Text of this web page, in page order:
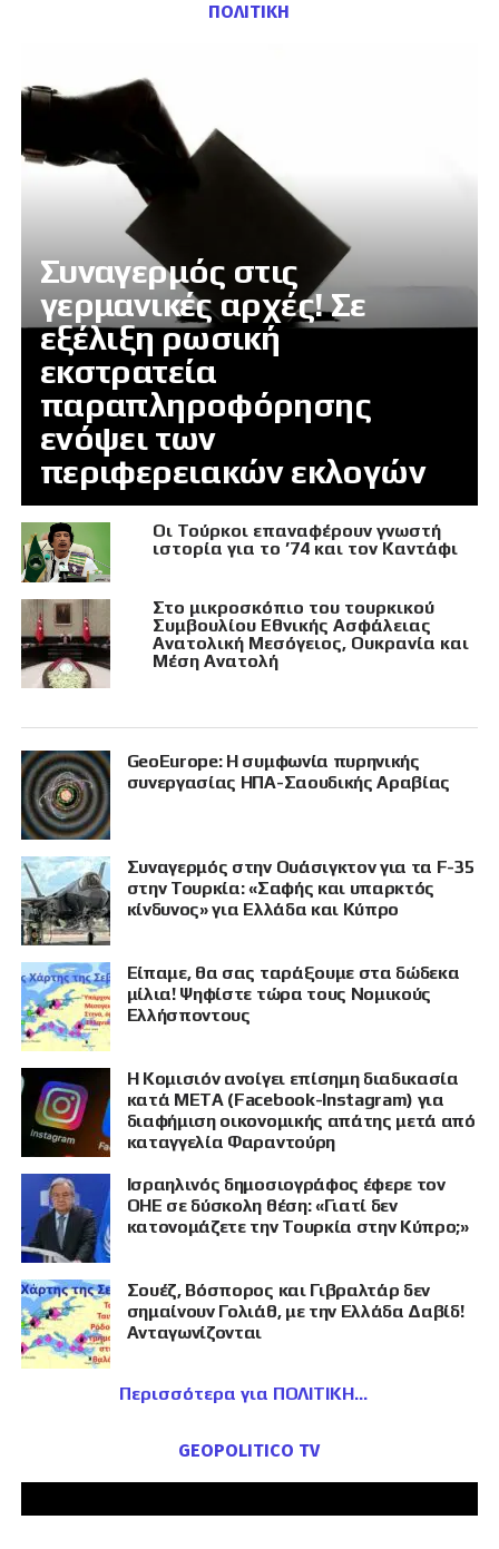
ΠΟΛΙΤΙΚΗ
Συναγερμός στις
γερμανικές αρχές! Σε
εξέλιξη ρωσική
εκστρατεία
παραπληροφόρησης
ενόψει των
περιφερειακών εκλογών
Οι Τούρκοι επαναφέρουν γνωστή
ιστορία για το ’74 και τον Καντάφι
Στο μικροσκόπιο του τουρκικού
Συμβουλίου Εθνικής Ασφάλειας
Ανατολική Μεσόγειος, Ουκρανία και
Μέση Ανατολή
GeoEurope: Η συμφωνία πυρηνικής
συνεργασίας ΗΠΑ-Σαουδικής Αραβίας
Συναγερμός στην Ουάσιγκτον για τα F-35
στην Τουρκία: «Σαφής και υπαρκτός
κίνδυνος» για Ελλάδα και Κύπρο
Είπαμε, θα σας ταράξουμε στα δώδεκα
μίλια! Ψηφίστε τώρα τους Νομικούς
Ελλήσποντους
Η Κομισιόν ανοίγει επίσημη διαδικασία
κατά META (Facebook-Instagram) για
διαφήμιση οικονομικής απάτης μετά από
καταγγελία Φαραντούρη
Ισραηλινός δημοσιογράφος έφερε τον
ΟΗΕ σε δύσκολη θέση: «Γιατί δεν
κατονομάζετε την Τουρκία στην Κύπρο;»
Σουέζ, Βόσπορος και Γιβραλτάρ δεν
σημαίνουν Γολιάθ, με την Ελλάδα Δαβίδ!
Ανταγωνίζονται
Περισσότερα για ΠΟΛΙΤΙΚΗ
GEOPOLITICO TV